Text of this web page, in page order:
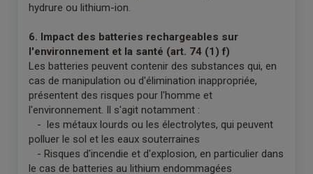
hydrure ou lithium-ion.
6. Impact des batteries rechargeables sur
l'environnement et la santé (art. 74 (1) f)
Les batteries peuvent contenir des substances qui, en
cas de manipulation ou d'élimination inappropriée,
présentent des risques pour l'homme et
l'environnement. Il s'agit notamment :
- les métaux lourds ou les électrolytes, qui peuvent
polluer le sol et les eaux souterraines
- Risques d'incendie et d'explosion, en particulier dans
le cas de batteries au lithium endommagées